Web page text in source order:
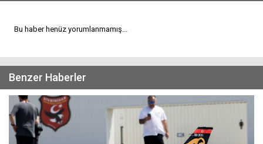
Bu haber henüz yorumlanmamış...
Benzer Haberler